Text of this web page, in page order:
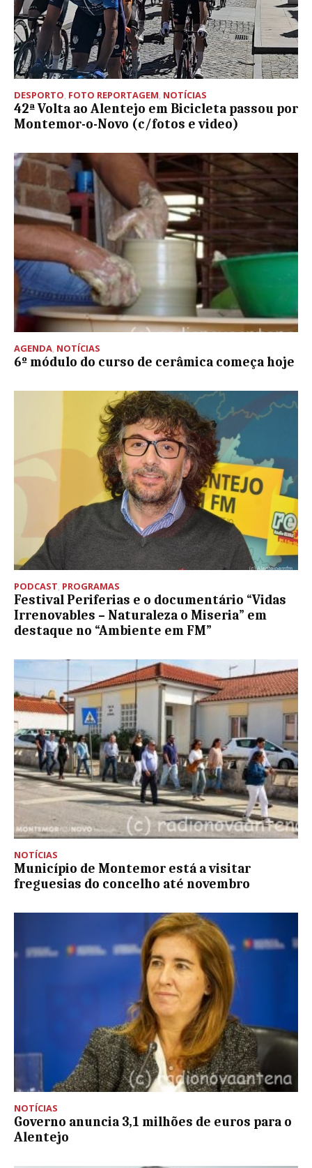
DESPORTO, FOTO REPORTAGEM, NOTÍCIAS
42ª Volta ao Alentejo em Bicicleta passou por
Montemor-o-Novo (c/fotos e video)
AGENDA, NOTÍCIAS
6º módulo do curso de cerâmica começa hoje
PODCAST, PROGRAMAS
Festival Periferias e o documentário “Vidas
Irrenovables – Naturaleza o Miseria” em
destaque no “Ambiente em FM”
NOTÍCIAS
Município de Montemor está a visitar
freguesias do concelho até novembro
NOTÍCIAS
Governo anuncia 3,1 milhões de euros para o
Alentejo